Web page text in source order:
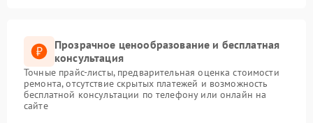
Прозрачное ценообразование и бесплатная
консультация
Точные прайс-листы, предварительная оценка стоимости
ремонта, отсутствие скрытых платежей и возможность
бесплатной консультации по телефону или онлайн на
сайте